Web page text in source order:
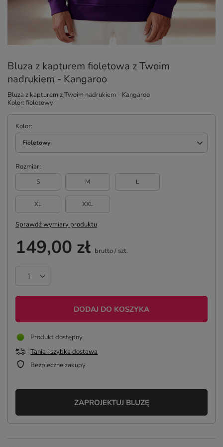
Bluza z kapturem fioletowa z Twoim
nadrukiem - Kangaroo
Bluza z kapturem z Twoim nadrukiem - Kangaroo
Kolor: fioletowy
Kolor
Fioletowy
Rozmiar
S M L
XL XXL
Sprawdź wymiary produktu
149,00 zł brutto/ szt.
DODAJ DO KOSZYKA
Produkt dostępny
Tania i szybka dostawa
Bezpieczne zakupy
ZAPROJEKTUJ BLUZĘ